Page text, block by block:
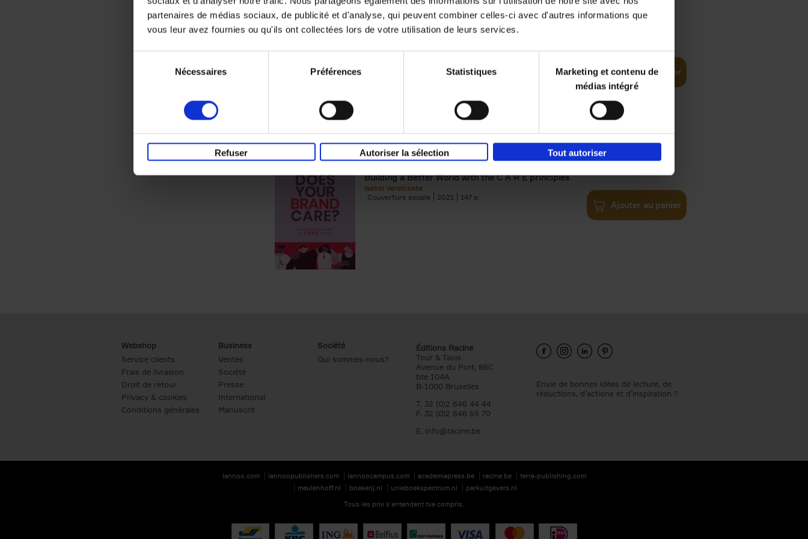
partenaires de médias sociaux, de publicité et d'analyse, qui peuvent combiner celles-ci avec d'autres informations que
vous leur avez fournies ou qu'ils ont collectées lors de votre utilisation de leurs services.
Nécessaires Préférences Statistiques
Marketing et contenu de
médias intégré
Refuser Autoriser la sélection Tout autoriser
Building Bonds = Building Business
Ajouter au panier
Does Your Brand Care?
Building a Better World with the C A R E principles
Isabel Verstraete
Couverture souple
2021 147
€34,99
Ajouter au panier
Webshop
Service clients
Frais de livraison
Droit de retour
Privacy & cookies
Conditions générales
Business
Ventes
Société
Presse
International
Manuscrit
Société
Qui sommes-nous?
Éditions Racine
Tour & Taxis
Avenue du Port, 86C
bte 104A
B-1000 Bruxelles
T. 32 (0)2 646 44 44
F. 32 (0)2 646 55 70
E. info@racine.be
Envie de bonnes idées de lecture, de
réductions, d’actions et d’inspiration ?
lannoo.com lannoopublishers.com lannoocampus.com academiapress.be racine.be
terra-publishing.com
meulenhoff.nl
boekerij.nl unieboekspectrum.nl
parkuitgevers.nl
Tous les prix s’entendent tva compris.